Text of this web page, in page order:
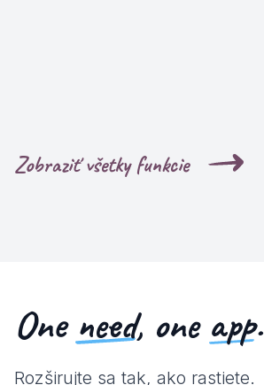
Zobraziť všetky funkcie
One need, one app.
Rozširujte sa tak, ako rastiete.